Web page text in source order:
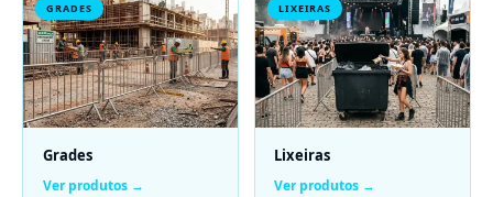
GRADES
Grades
Ver produtos →
LIXEIRAS
Lixeiras
Ver produtos →